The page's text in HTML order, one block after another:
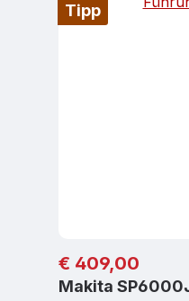
Tipp
Regulärer Preis:
€ 409,00
Makita